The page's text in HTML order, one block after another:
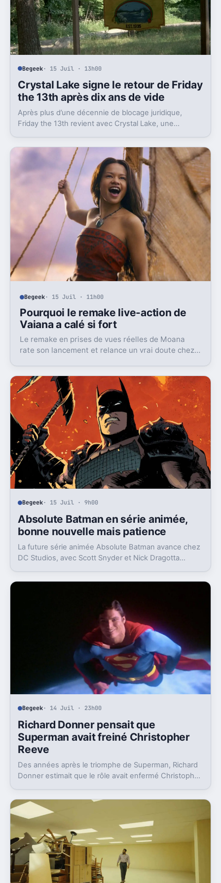
Begeek· 15 Juil · 13h00
Crystal Lake signe le retour de Friday
the 13th après dix ans de vide
Après plus d’une décennie de blocage juridique,
Friday the 13th revient avec Crystal Lake, une
décor.
Begeek· 15 Juil · 11h00
Pourquoi le remake live-action de
Vaiana a calé si fort
Le remake en prises de vues réelles de Moana
rate son lancement et relance un vrai doute chez
Begeek· 15 Juil · 9h00
Absolute Batman en série animée,
bonne nouvelle mais patience
La future série animée Absolute Batman avance chez
DC Studios, avec Scott Snyder et Nick Dragotta
demain.
Begeek· 14 Juil · 23h00
Richard Donner pensait que
Superman avait freiné Christopher
Reeve
Des années après le triomphe de Superman, Richard
Donner estimait que le rôle avait enfermé Christopher
sortir.